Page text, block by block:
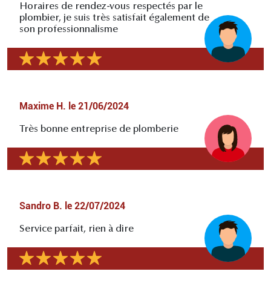
Horaires de rendez-vous respectés par le
plombier, je suis très satisfait également de
son professionnalisme
Maxime H. le 21/06/2024
Très bonne entreprise de plomberie
Sandro B. le 22/07/2024
Service parfait, rien à dire